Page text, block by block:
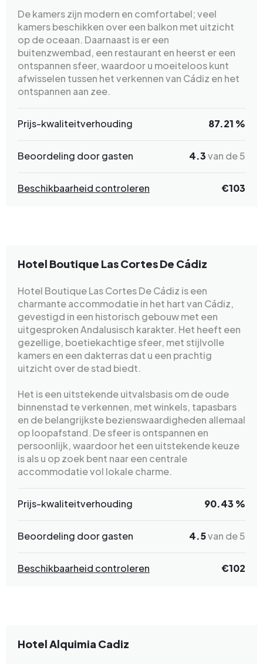
De kamers zijn modern en comfortabel; veel
kamers beschikken over een balkon met uitzicht
op de oceaan. Daarnaast is er een
buitenzwembad, een restaurant en heerst er een
ontspannen sfeer, waardoor u moeiteloos kunt
afwisselen tussen het verkennen van Cádiz en het
ontspannen aan zee.
Prijs-kwaliteitverhouding 87.21 %
Beoordeling door gasten 4.3van de 5
Beschikbaarheid controleren €103
Hotel Boutique Las Cortes De Cádiz
Hotel Boutique Las Cortes De Cádiz is een
charmante accommodatie in het hart van Cádiz,
gevestigd in een historisch gebouw met een
uitgesproken Andalusisch karakter. Het heeft een
gezellige, boetiekachtige sfeer, met stijlvolle
kamers en een dakterras dat u een prachtig
uitzicht over de stad biedt.
Het is een uitstekende uitvalsbasis om de oude
binnenstad te verkennen, met winkels, tapasbars
en de belangrijkste bezienswaardigheden allemaal
op loopafstand. De sfeer is ontspannen en
persoonlijk, waardoor het een uitstekende keuze
is als u op zoek bent naar een centrale
accommodatie vol lokale charme.
Prijs-kwaliteitverhouding 90.43 %
Beoordeling door gasten 4.5van de 5
Beschikbaarheid controleren €102
Hotel Alquimia Cadiz